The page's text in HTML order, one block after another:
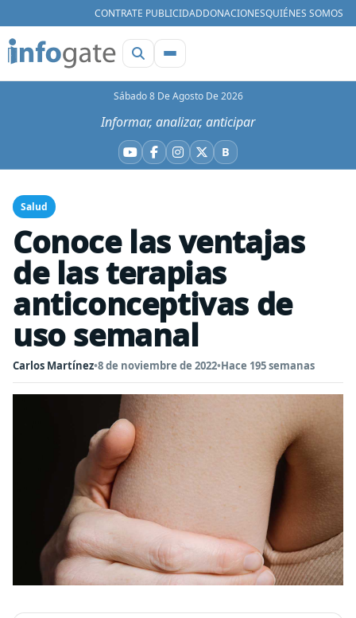
CONTRATE PUBLICIDADDONACIONESQUIÉNES SOMOS
Sábado 8 De Agosto De 2026
Informar, analizar, anticipar
YouTube
Facebook
Instagram
X BBluesky
Salud
Conoce las ventajas
de las terapias
anticonceptivas de
uso semanal
Carlos Martínez•8 de noviembre de 2022•Hace 195 semanas